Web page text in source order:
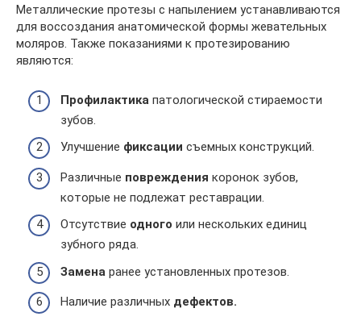
Металлические протезы с напылением устанавливаются
для воссоздания анатомической формы жевательных
моляров. Также показаниями к протезированию
являются:
Профилактика патологической стираемости
зубов.
Улучшение фиксации съемных конструкций.
Различные повреждения коронок зубов,
которые не подлежат реставрации.
Отсутствие одного или нескольких единиц
зубного ряда.
Замена ранее установленных протезов.
Наличие различных дефектов.